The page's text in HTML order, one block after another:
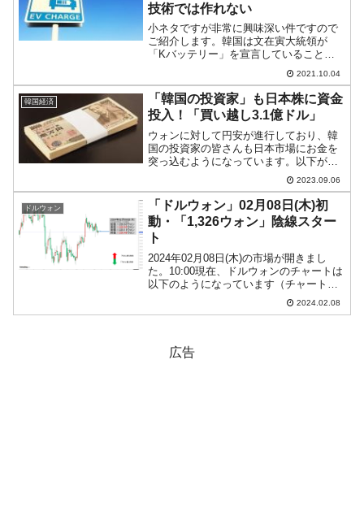
技術では作れない
小ネタですが非常に興味深い件ですので
ご紹介します。韓国は文在寅大統領が
「Kバッテリー」を宣言していることか
らも分かるとおり、電気自動車などで使
用される二次電池を次世代の主力産業の
一つと位置付けています。しかし、これ
が韓国が持つ技術だけで作れ...
2021.10.04
韓国経済
「韓国の投資家」も日本株に資金
投入！「買い越し3.1億ドル」
ウォンに対して円安が進行しており、韓
国の投資家の皆さんも日本市場にお金を
突っ込むようになっています。以下が直
近の円-ウォンのチャートです（チャート
は『Investing.com』より引用：日足）。
09月01日の終値は「1円＝9.0083ウォ...
2023.09.06
ドルウォン
「ドルウォン」02月08日(木)初
動・「1,326ウォン」陰線スター
ト
2024年02月08日(木)の市場が開きまし
た。10:00現在、ドルウォンのチャートは
以下のようになっています（チャートは
『Investing.com』より引用）。これから
ローソク足の調整が入るかもしれません
2024.02.08
広告